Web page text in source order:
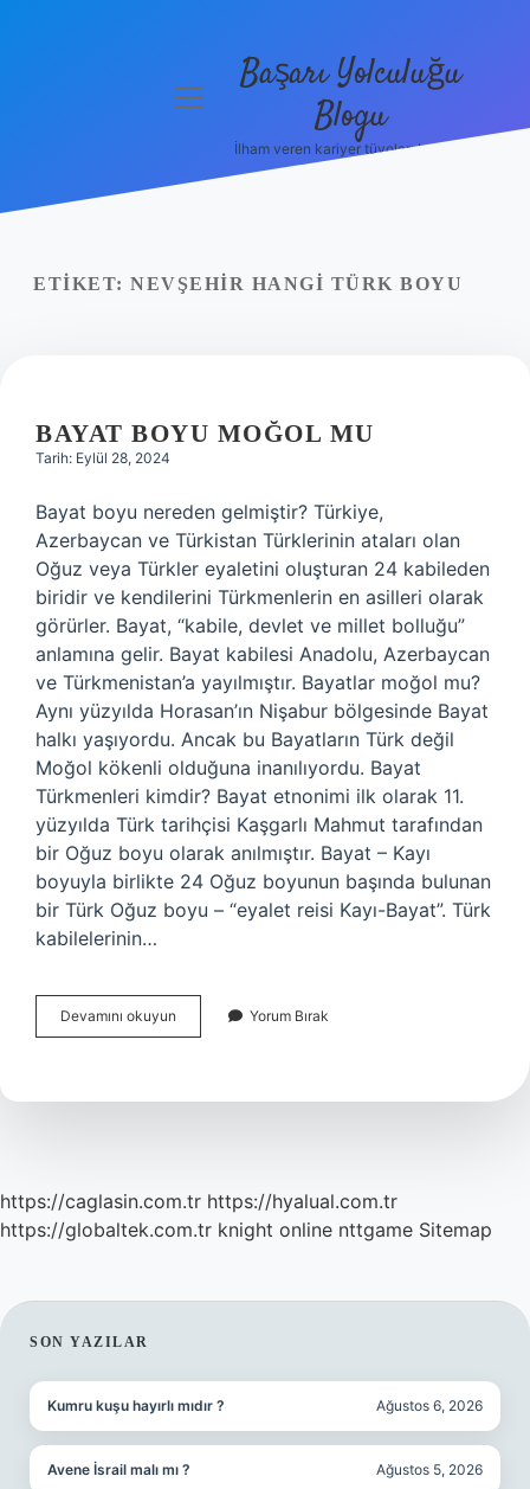
menüyüBaşarı Yolculuğu
Blogu
İlham veren kariyer tüyoları burada!
ETIKET: NEVŞEHIR HANGI TÜRK BOYU
BAYAT BOYU MOĞOL MU
Tarih: Eylül 28, 2024
Bayat boyu nereden gelmiştir? Türkiye,
Azerbaycan ve Türkistan Türklerinin ataları olan
Oğuz veya Türkler eyaletini oluşturan 24 kabileden
biridir ve kendilerini Türkmenlerin en asilleri olarak
görürler. Bayat, “kabile, devlet ve millet bolluğu”
anlamına gelir. Bayat kabilesi Anadolu, Azerbaycan
ve Türkmenistan’a yayılmıştır. Bayatlar moğol mu?
Aynı yüzyılda Horasan’ın Nişabur bölgesinde Bayat
halkı yaşıyordu. Ancak bu Bayatların Türk değil
Moğol kökenli olduğuna inanılıyordu. Bayat
Türkmenleri kimdir? Bayat etnonimi ilk olarak 11.
yüzyılda Türk tarihçisi Kaşgarlı Mahmut tarafından
bir Oğuz boyu olarak anılmıştır. Bayat – Kayı
boyuyla birlikte 24 Oğuz boyunun başında bulunan
bir Türk Oğuz boyu – “eyalet reisi Kayı-Bayat”. Türk
kabilelerinin…
Devamını okuyun
Boyu
Yorum Bırak
https://caglasin.com.tr https://hyalual.com.tr
https://globaltek.com.tr knight online nttgame Sitemap
SIDEBAR
SON YAZILAR
Kumru kuşu hayırlı mıdır ? Ağustos 6, 2026
Avene İsrail malı mı ? Ağustos 5, 2026